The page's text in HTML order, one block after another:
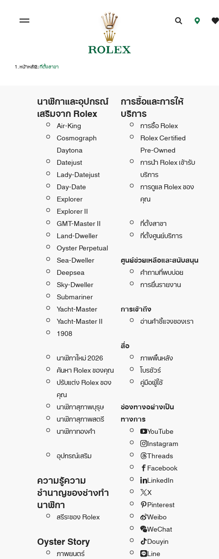
หน้าหลัก/ที่ตั้งสาขา
นาฬิกาและอุปกรณ์
เสริมจาก Rolex
Air-King
Cosmograph
Daytona
Datejust
Lady-Datejust
Day-Date
Explorer
Explorer II
GMT-Master II
Land-Dweller
Oyster Perpetual
Sea-Dweller
Deepsea
Sky-Dweller
Submariner
Yacht-Master
Yacht-Master II
1908
นาฬิกาใหม่ 2026
ค้นหา Rolex ของคุณ
ปรับแต่ง Rolex ของ
คุณ
นาฬิกาสุภาพบุรุษ
นาฬิกาสุภาพสตรี
นาฬิกาทองคำ
อุปกรณ์เสริม
ความรู้ความ
ชำนาญของช่างทำ
นาฬิกา
สรีระของ Rolex
Oyster Story
ภาพยนตร์
การซื้อและการให้
บริการ
การซื้อ Rolex
Rolex Certified
Pre-Owned
การนำ Rolex เข้ารับ
บริการ
การดูแล Rolex ของ
คุณ
ที่ตั้งสาขา
ที่ตั้งศูนย์บริการ
ศูนย์ช่วยเหลือและสนับสนุน
คำถามที่พบบ่อย
การยื่นรายงาน
การเข้าถึง
อ่านคำชี้แจงของเรา
สื่อ
ภาพพื้นหลัง
โบรชัวร์
คู่มือผู้ใช้
ช่องทางอย่างเป็น
ทางการ
YouTube
Instagram
Threads
Facebook
LinkedIn
X
Pinterest
Weibo
WeChat
Douyin
Line